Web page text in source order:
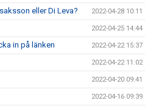
eller Di Leva? 2022-04-28 10:11
2022-04-25 14:44
in på länken 2022-04-22 15:37
2022-04-22 11:02
2022-04-20 09:41
2022-04-16 09:39